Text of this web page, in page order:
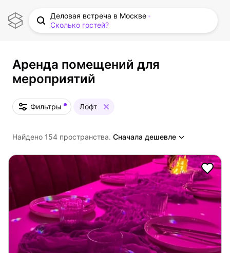
Деловая встреча в Москве
Сколько гостей?
Аренда помещений для
мероприятий
Фильтры Лофт
Найдено 154 пространства. Сначала дешевле